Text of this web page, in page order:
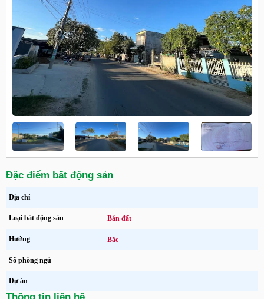
Đặc điểm bất động sản
Địa chỉ
Loại bất động sản Bán đất
Hướng Bắc
Số phòng ngủ
Dự án